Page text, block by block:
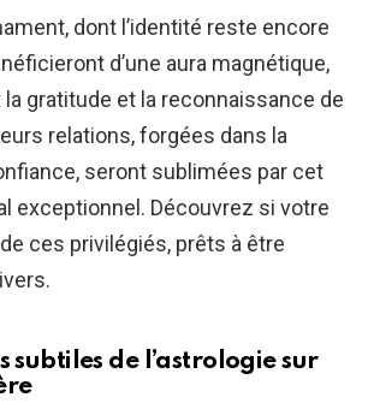
dont l’identité reste encore
d’une aura magnétique,
gratitude et la reconnaissance de
relations, forgées dans la
seront sublimées par cet
exceptionnel. Découvrez si votre
ces privilégiés, prêts à être
subtiles de l’astrologie sur